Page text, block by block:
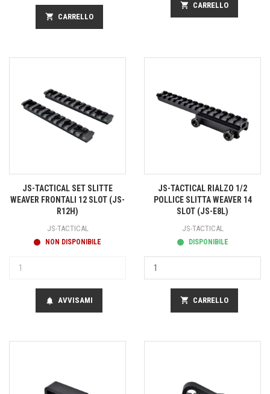
shopping_cart CARRELLO
shopping_cart CARRELLO
JS-TACTICAL SET SLITTE
WEAVER FRONTALI 12 SLOT (JS-
R12H)
JS-TACTICAL
NON DISPONIBILE
notifications AVVISAMI
JS-TACTICAL RIALZO 1/2
POLLICE SLITTA WEAVER 14
SLOT (JS-E8L)
JS-TACTICAL
DISPONIBILE
shopping_cart CARRELLO